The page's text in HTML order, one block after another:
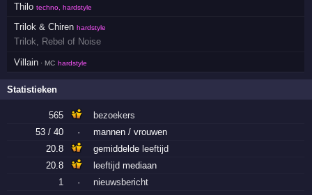
Thilo techno, hardstyle
Trilok & Chiren hardstyle
Trilok, Rebel of Noise
Villain · MC hardstyle
Statistieken
565
bezoekers
53 / 40
·
mannen / vrouwen
20.8
gemiddeldeleeftijd
20.8
leeftijd mediaan
1
·
nieuwsbericht